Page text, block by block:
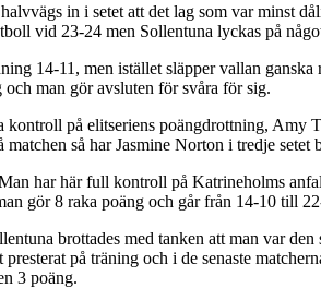
in i setet att det lag som var minst
vid 23-24 men Sollentuna lyckas på
14-11, men istället släpper vallan
man gör avsluten för svåra för sig.
kontroll på elitseriens poängdrottning,
så har Jasmine Norton i tredje
har här full kontroll på Katrineholms
gör 8 raka poäng och går från 14-10 till
brottades med tanken att man var
på träning och i de senaste
3 poäng.